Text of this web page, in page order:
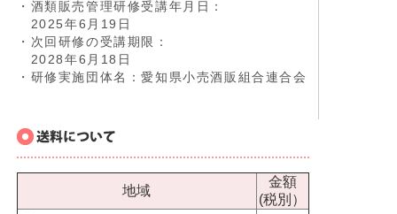
・酒類販売管理研修受講年月日：
2025年6月19日
・次回研修の受講期限：
2028年6月18日
・研修実施団体名：愛知県小売酒販組合連合会
地域
金額
(税別）